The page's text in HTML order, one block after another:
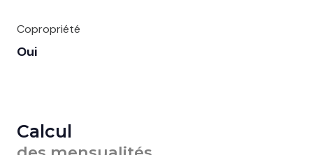
Copropriété
Oui
Calcul